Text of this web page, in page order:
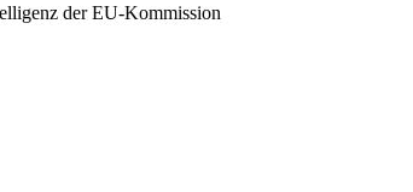
der EU-Kommission